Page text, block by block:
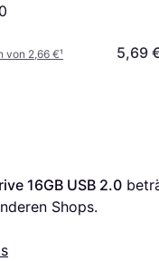
von 2,66 €¹ 5,69
16GB USB 2.0
Shops.